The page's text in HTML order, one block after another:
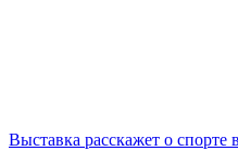
Выставка расскажет о